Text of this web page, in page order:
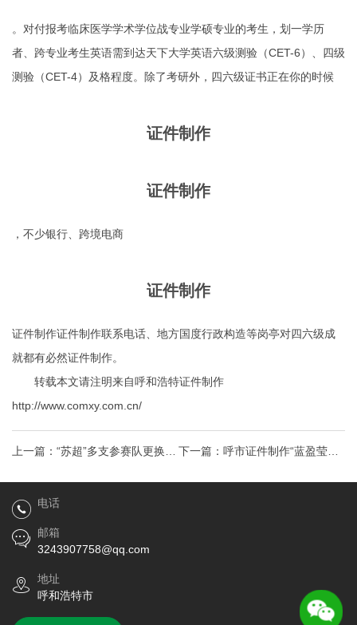
。对付报考临床医学学术学位战专业学硕专业的考生，划一学历
者、跨专业考生英语需到达天下大学英语六级测验（CET-6）、四级
测验（CET-4）及格程度。除了考研外，四六级证书正在你的时候
证件制作
证件制作
，不少银行、跨境电商
证件制作
证件制作证件制作联系电话、地方国度行政构造等岗亭对四六级成
就都有必然证件制作。
转载本文请注明来自呼和浩特证件制作
http://www.comxy.com.cn/
上一篇： “苏超”多支参赛队更换主
场苏州国际一流专业足球场呼市
证件制作
下一篇： 呼市证件制作“蓝盈莹代
言饿了么蓝的必赢、美团请龄的
电话
邮箱
3243907758@qq.com
地址
呼和浩特市